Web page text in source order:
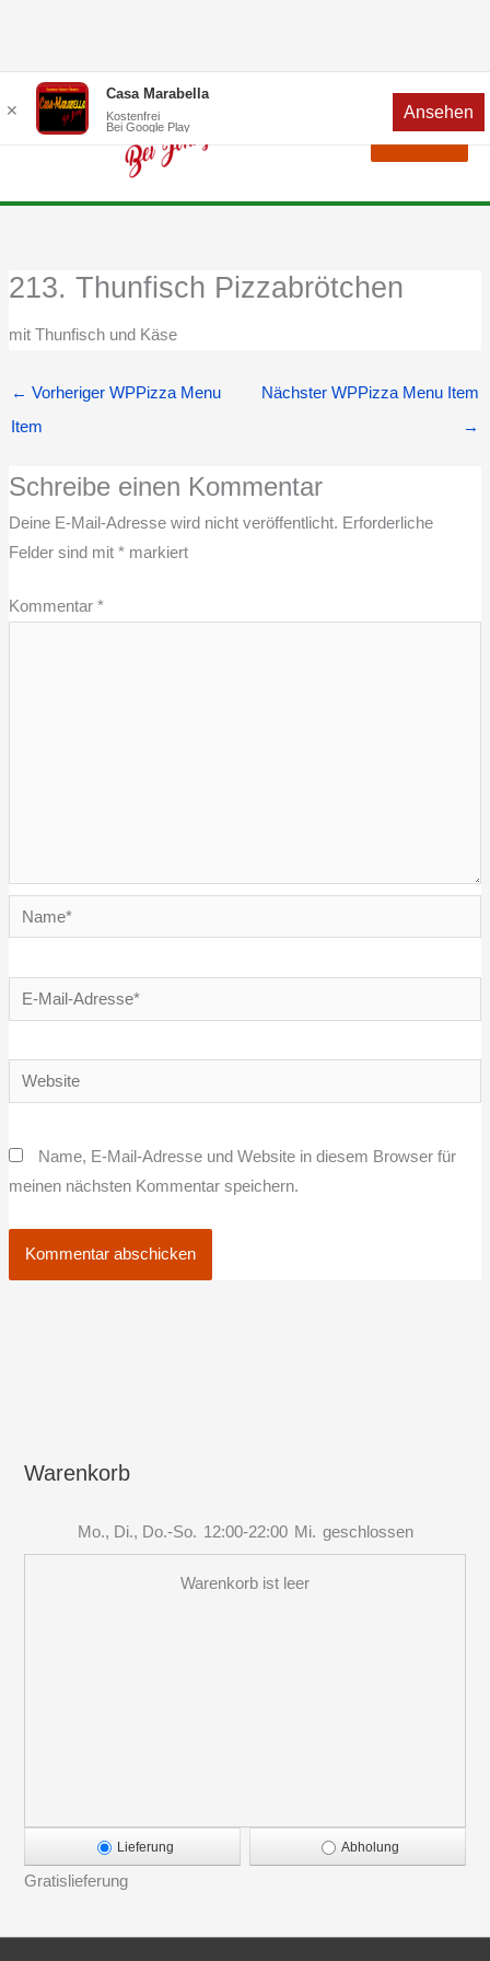
Inhalt
Menü
213. Thunfisch Pizzabrötchen
mit Thunfisch und Käse
← Vorheriger WPPizza Menu
Item
Nächster WPPizza Menu Item
→
Schreibe einen Kommentar
Deine E-Mail-Adresse wird nicht veröffentlicht. Erforderliche
Felder sind mit *markiert
Kommentar *
Name*
E-
Mail-
Website
Name, E-Mail-Adresse und Website in diesem Browser für
meinen nächsten Kommentar speichern.
Warenkorb
Mo., Di., Do.-So. 12:00-22:00 Mi. geschlossen
Warenkorb ist leer
Lieferung Abholung
Gratislieferung
✕
Casa Marabella
Kostenfrei
Bei Google Play
Ansehen